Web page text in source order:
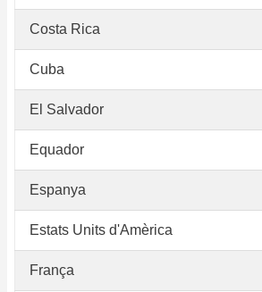
Costa Rica
Cuba
El Salvador
Equador
Espanya
Estats Units d'Amèrica
França